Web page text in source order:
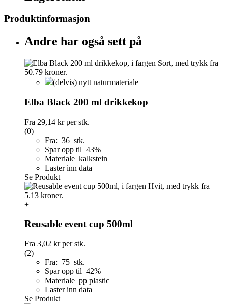
Produktinformasjon
Andre har også sett på
(delvis) nytt naturmateriale
Elba Black 200 ml drikkekop
Fra 29,14 krper stk.
(0)
Fra: 36 stk.
Spar opp til 43%
Materiale kalkstein
Laster inn data
Se Produkt
+
Reusable event cup 500ml
Fra 3,02 krper stk.
(2)
Fra: 75 stk.
Spar opp til 42%
Materiale pp plastic
Laster inn data
Se Produkt